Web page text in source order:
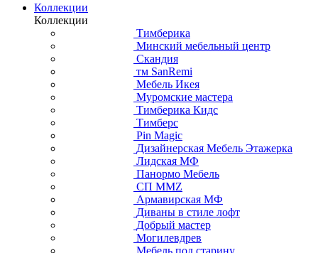
Коллекции
Коллекции
Тимберика
Минский мебельный центр
Скандия
тм SanRemi
Мебель Икея
Муромские мастера
Тимберика Кидс
Тимберс
Pin Magic
Дизайнерская Мебель Этажерка
Лидская МФ
Панормо Мебель
СП ММZ
Армавирская МФ
Диваны в стиле лофт
Добрый мастер
Могилевдрев
Мебель под старину